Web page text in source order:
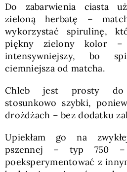
Do zabarwienia ciasta
zieloną herbatę –
wykorzystać spirulinę,
piękny zielony kolor
intensywniejszy, bo
ciemniejsza od matcha.
Chleb jest prosty do
stosunkowo szybki,
drożdżach – bez dodatku
Upiekłam go na
pszennej – typ 750 –
poeksperymentować z